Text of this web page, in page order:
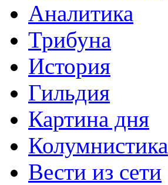
Аналитика
Трибуна
История
Гильдия
Картина дня
Колумнистика
Вести из сети